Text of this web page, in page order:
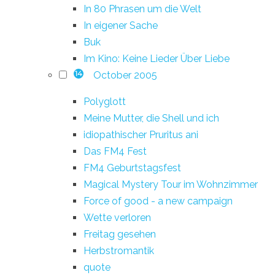
In 80 Phrasen um die Welt
In eigener Sache
Buk
Im Kino: Keine Lieder Über Liebe
14 October 2005
Polyglott
Meine Mutter, die Shell und ich
idiopathischer Pruritus ani
Das FM4 Fest
FM4 Geburtstagsfest
Magical Mystery Tour im Wohnzimmer
Force of good - a new campaign
Wette verloren
Freitag gesehen
Herbstromantik
quote